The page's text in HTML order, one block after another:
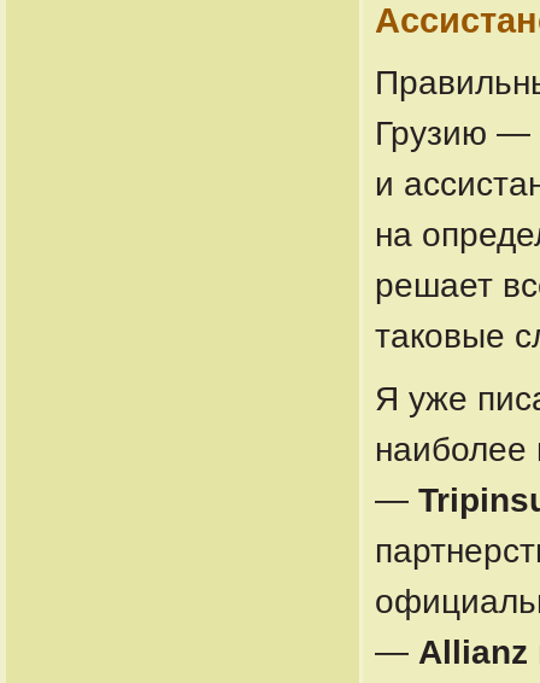
Грузию —
и
на
решает
таковые
Я уже
—
— Allianz